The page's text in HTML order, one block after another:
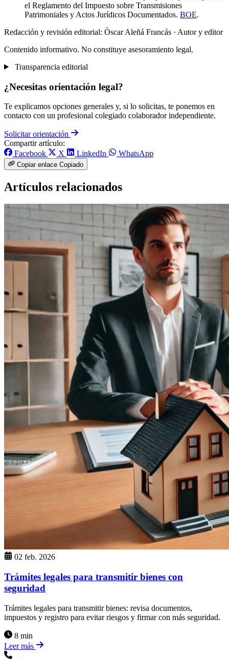
el Reglamento del Impuesto sobre Transmisiones
Patrimoniales y Actos Jurídicos Documentados. BOE.
Redacción y revisión editorial: Òscar Aleñá Francás · Autor y editor
Contenido informativo. No constituye asesoramiento legal.
Transparencia editorial
¿Necesitas orientación legal?
Te explicamos opciones generales y, si lo solicitas, te ponemos en
contacto con un profesional colegiado colaborador independiente.
Solicitar orientación
Compartir artículo:
Facebook
X LinkedIn WhatsApp
Copiar enlace Copiado
Artículos relacionados
02 feb. 2026
Trámites legales para transmitir bienes con
seguridad
Trámites legales para transmitir bienes: revisa documentos,
impuestos y registro para evitar riesgos y firmar con más seguridad.
8 min
Leer más